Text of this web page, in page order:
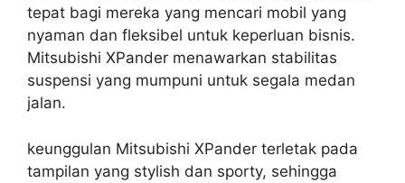
tepat bagi mereka yang mencari mobil yang
nyaman dan fleksibel untuk keperluan bisnis.
Mitsubishi XPander menawarkan stabilitas
suspensi yang mumpuni untuk segala medan
jalan.
keunggulan Mitsubishi XPander terletak pada
tampilan yang stylish dan sporty, sehingga